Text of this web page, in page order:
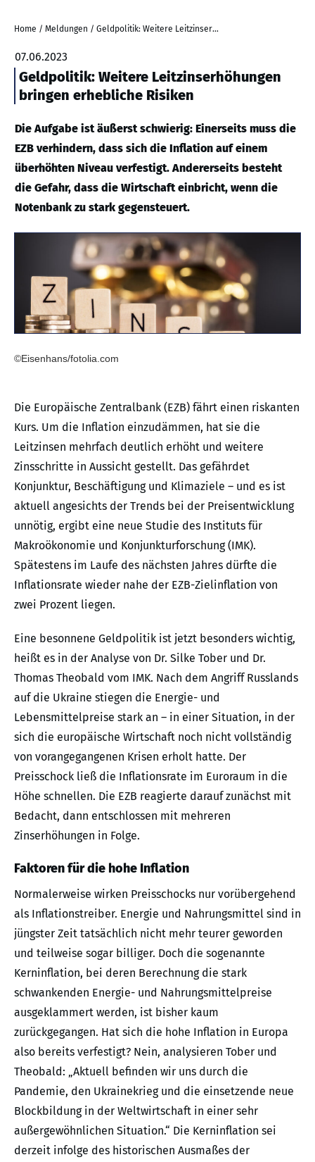
Home / Meldungen / Geldpolitik: Weitere Leitzinserhöhungen bringen erhebliche Risiken
07.06.2023
Geldpolitik: Weitere Leitzinserhöhungen
bringen erhebliche Risiken
Die Aufgabe ist äußerst schwierig: Einerseits muss die
EZB verhindern, dass sich die Inflation auf einem
überhöhten Niveau verfestigt. Andererseits besteht
die Gefahr, dass die Wirtschaft einbricht, wenn die
Notenbank zu stark gegensteuert.
©Eisenhans/fotolia.com
Die Europäische Zentralbank (EZB) fährt einen riskanten
Kurs. Um die Inflation einzudämmen, hat sie die
Leitzinsen mehrfach deutlich erhöht und weitere
Zinsschritte in Aussicht gestellt. Das gefährdet
Konjunktur, Beschäftigung und Klimaziele – und es ist
aktuell angesichts der Trends bei der Preisentwicklung
unnötig, ergibt eine neue Studie des Instituts für
Makroökonomie und Konjunkturforschung (IMK).
Spätestens im Laufe des nächsten Jahres dürfte die
Inflationsrate wieder nahe der EZB-Zielinflation von
zwei Prozent liegen.
Eine besonnene Geldpolitik ist jetzt besonders wichtig,
heißt es in der Analyse von Dr. Silke Tober und Dr.
Thomas Theobald vom IMK. Nach dem Angriff Russlands
auf die Ukraine stiegen die Energie- und
Lebensmittelpreise stark an – in einer Situation, in der
sich die europäische Wirtschaft noch nicht vollständig
von vorangegangenen Krisen erholt hatte. Der
Preisschock ließ die Inflationsrate im Euroraum in die
Höhe schnellen. Die EZB reagierte darauf zunächst mit
Bedacht, dann entschlossen mit mehreren
Zinserhöhungen in Folge.
Faktoren für die hohe Inflation
Normalerweise wirken Preisschocks nur vorübergehend
als Inflationstreiber. Energie und Nahrungsmittel sind in
jüngster Zeit tatsächlich nicht mehr teurer geworden
und teilweise sogar billiger. Doch die sogenannte
Kerninflation, bei deren Berechnung die stark
schwankenden Energie- und Nahrungsmittelpreise
ausgeklammert werden, ist bisher kaum
zurückgegangen. Hat sich die hohe Inflation in Europa
also bereits verfestigt? Nein, analysieren Tober und
Theobald: „Aktuell befinden wir uns durch die
Pandemie, den Ukrainekrieg und die einsetzende neue
Blockbildung in der Weltwirtschaft in einer sehr
außergewöhnlichen Situation.“ Die Kerninflation sei
derzeit infolge des historischen Ausmaßes der